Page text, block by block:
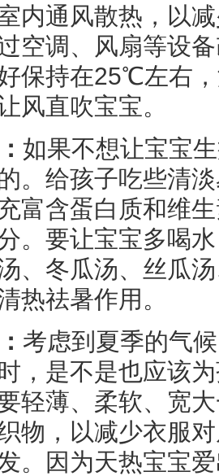
内通风散热，以
空调、风扇等设
保持在25℃左右
风直吹宝宝。
如果不想让宝宝
。给孩子吃些清
富含蛋白质和维
。要让宝宝多喝
、冬瓜汤、丝瓜
热祛暑作用。
考虑到夏季的气
，是不是也应该
轻薄、柔软、宽
物，以减少衣服
。因为天热宝宝